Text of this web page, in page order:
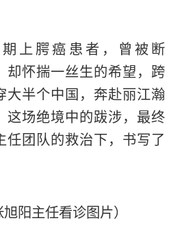
上腭癌患者，曾被断
怀揣一丝生的希望，跨
大半个中国，奔赴丽江瀚
这场绝境中的跋涉，最终
任团队的救治下，书写了
阳主任看诊图片）